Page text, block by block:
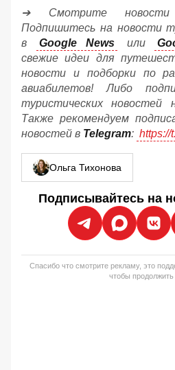
➔ Смотрите
Подпишитесь на новости
в
Google News или
свежие идеи для
новости и подборки по
авиабилетов! Либо
туристических новостей
Также рекомендуем
новостей в Telegram: https://
Ольга Тихонова
Подписывайтесь на
Спасибо что смотрите рекламу, это
чтобы продолжить